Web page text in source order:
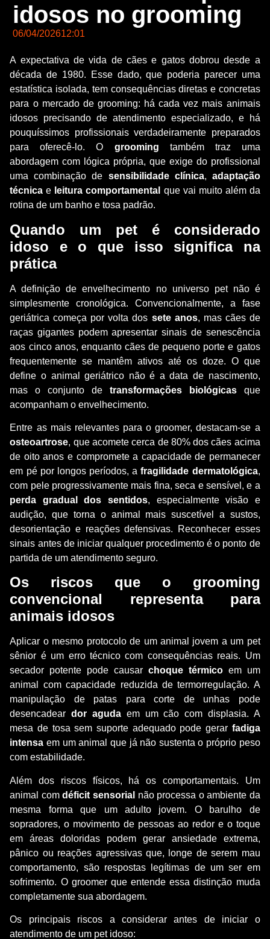
idosos no grooming
06/04/202612:01
A expectativa de vida de cães e gatos dobrou desde a
década de 1980. Esse dado, que poderia parecer uma
estatística isolada, tem consequências diretas e concretas
para o mercado de grooming: há cada vez mais animais
idosos precisando de atendimento especializado, e há
pouquíssimos profissionais verdadeiramente preparados
para oferecê-lo. O grooming também traz uma
abordagem com lógica própria, que exige do profissional
uma combinação de sensibilidade clínica, adaptação
técnica e leitura comportamental que vai muito além da
rotina de um banho e tosa padrão.
Quando um pet é considerado
idoso e o que isso significa na
prática
A definição de envelhecimento no universo pet não é
simplesmente cronológica. Convencionalmente, a fase
geriátrica começa por volta dos sete anos, mas cães de
raças gigantes podem apresentar sinais de senescência
aos cinco anos, enquanto cães de pequeno porte e gatos
frequentemente se mantêm ativos até os doze. O que
define o animal geriátrico não é a data de nascimento,
mas o conjunto de transformações biológicasque
acompanham o envelhecimento.
Entre as mais relevantes para o groomer, destacam-se a
osteoartrose, que acomete cerca de 80% dos cães acima
de oito anos e compromete a capacidade de permanecer
em pé por longos períodos, afragilidade dermatológica,
com pele progressivamente mais fina, seca e sensível, e a
perda gradual dos sentidos, especialmente visão e
audição, que torna o animal mais suscetível a sustos,
desorientação e reações defensivas. Reconhecer esses
sinais antes de iniciar qualquer procedimento é o ponto de
partida de um atendimento seguro.
Os riscos que o grooming
convencional representa para
animais idosos
Aplicar o mesmo protocolo de um animal jovem a um pet
sênior é um erro técnico com consequências reais. Um
secador potente pode causar choque térmicoem um
animal com capacidade reduzida de termorregulação. A
manipulação de patas para corte de unhas pode
desencadeardor agudaem um cão com displasia. A
mesa de tosa sem suporte adequado pode gerar fadiga
intensa em um animal que já não sustenta o próprio peso
com estabilidade.
Além dos riscos físicos, há os comportamentais. Um
animal comdéficit sensorial não processa o ambiente da
mesma forma que um adulto jovem. O barulho de
sopradores, o movimento de pessoas ao redor e o toque
em áreas doloridas podem gerar ansiedade extrema,
pânico ou reações agressivas que, longe de serem mau
comportamento, são respostas legítimas de um ser em
sofrimento. O groomer que entende essa distinção muda
completamente sua abordagem.
Os principais riscos a considerar antes de iniciar o
atendimento de um pet idoso: